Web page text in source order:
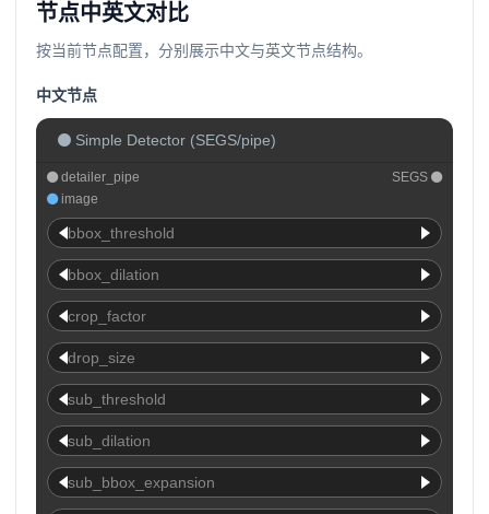
节点中英文对比
按当前节点配置，分别展示中文与英文节点结构。
中文节点
Simple Detector (SEGS/pipe)
detailer_pipe
image
SEGS
bbox_threshold
bbox_dilation
crop_factor
drop_size
sub_threshold
sub_dilation
sub_bbox_expansion